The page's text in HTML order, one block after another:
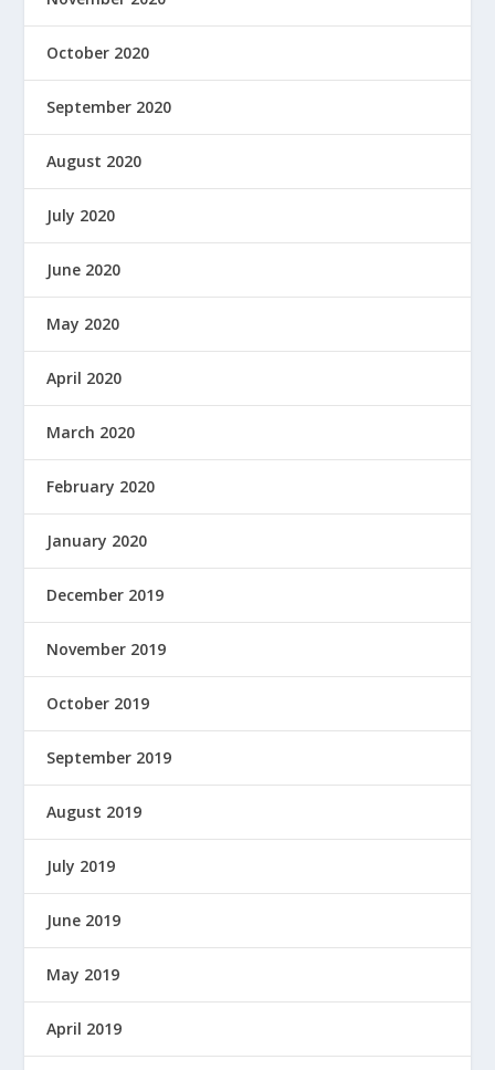
October 2020
September 2020
August 2020
July 2020
June 2020
May 2020
April 2020
March 2020
February 2020
January 2020
December 2019
November 2019
October 2019
September 2019
August 2019
July 2019
June 2019
May 2019
April 2019